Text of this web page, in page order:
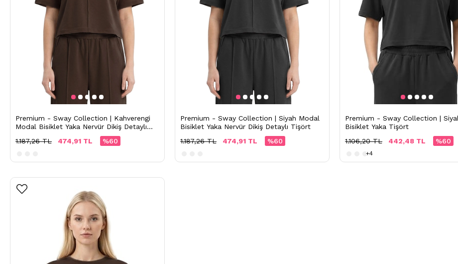
Premium - Sway Collection | Kahverengi
Modal Bisiklet Yaka Nervür Dikiş Detaylı
%60
474,91 TL
1.187,26 TL
Premium - Sway Collection | Siyah Modal
Bisiklet Yaka Nervür Dikiş Detaylı Tişört
%60
474,91 TL
1.187,26 TL
Premium - Sway Collection |
Bisiklet Yaka Tişört
%60
442,48 TL
1.106,20 TL
+4